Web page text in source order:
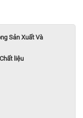
Sản Xuất Và
liệu